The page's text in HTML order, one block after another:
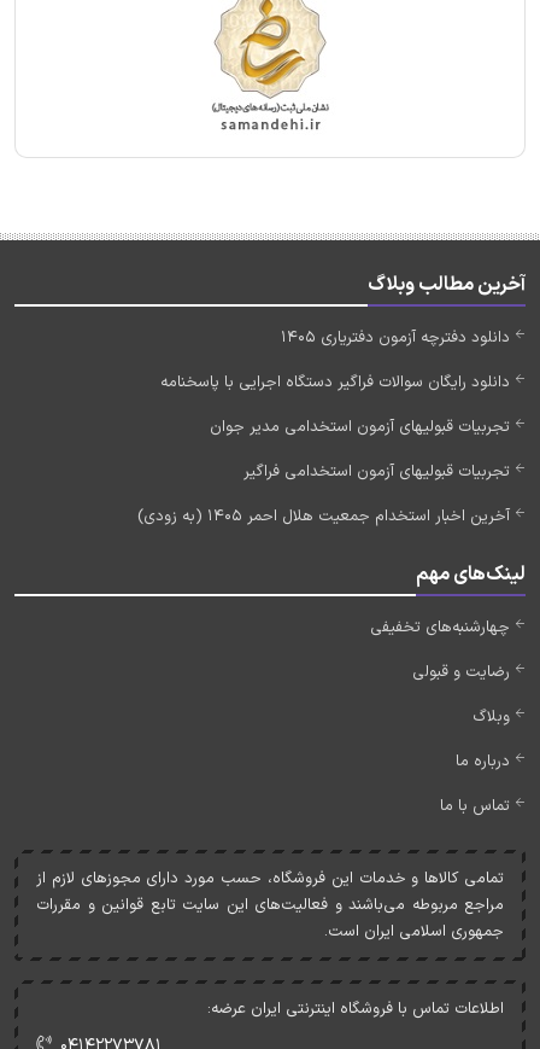
آخرین مطالب وبلاگ
دانلود دفترچه آزمون دفتریاری 1405
دانلود رایگان سوالات فراگیر دستگاه اجرایی با پاسخنامه
تجربیات قبولیهای آزمون استخدامی مدیر جوان
تجربیات قبولیهای آزمون استخدامی فراگیر
آخرین اخبار استخدام جمعیت هلال احمر 1405 (به زودی)
لینک‌های مهم
چهارشنبه‌های تخفیفی
رضایت و قبولی
وبلاگ
درباره ما
تماس با ما
تمامی کالاها و خدمات اين فروشگاه، حسب مورد دارای مجوزهای لازم از
مراجع مربوطه می‌باشند و فعاليت‌های اين سايت تابع قوانين و مقررات
جمهوری اسلامی ايران است.
اطلاعات تماس با فروشگاه اینترنتی ایران عرضه: